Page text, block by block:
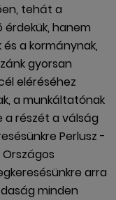
tehát a
hanem
a kormánynak,
gyorsan
eléréséhez
a munkáltatónak
a részét a válság
Perlusz
Országos
arra
minden